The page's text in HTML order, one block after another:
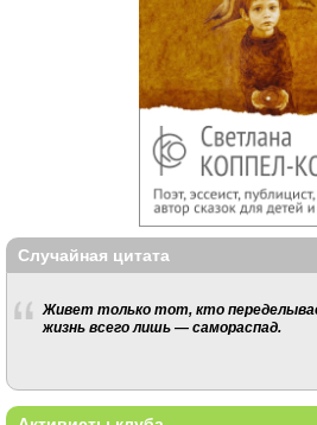
Случайная цитата
Живет только тот, кто
жизнь всего лишь — самораспад.